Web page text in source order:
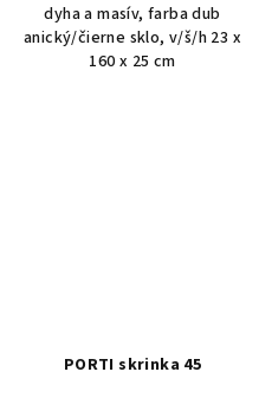
dyha a masív, farba dub
anický/čierne sklo, v/š/h 23 x
160 x 25 cm
PORTI skrinka 45